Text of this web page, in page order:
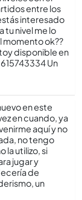
entre los
interesado
nivel me lo
momento ok??
disponible en
Un
en este
en cuando, ya
aquí­ y no
no tengo
la utilizo, si
jugar y
de
un